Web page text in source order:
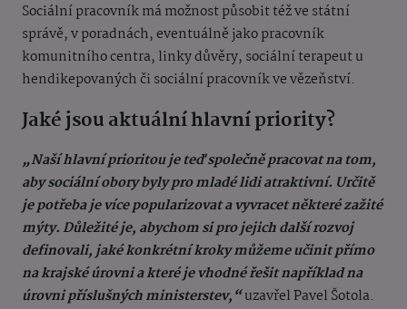
Sociální pracovník má možnost působit též ve státní
správě, v poradnách, eventuálně jako pracovník
komunitního centra, linky důvěry, sociální terapeut u
hendikepovaných či sociální pracovník ve vězeňství.
Jaké jsou aktuální hlavní priority?
„Naší hlavní prioritou je teď společně pracovat na tom,
aby sociální obory byly pro mladé lidi atraktivní. Určitě
je potřeba je více popularizovat a vyvracet některé zažité
mýty. Důležité je, abychom si pro jejich další rozvoj
definovali, jaké konkrétní kroky můžeme učinit přímo
na krajské úrovni a které je vhodné řešit například na
úrovni příslušných ministerstev,“uzavřel Pavel Šotola.